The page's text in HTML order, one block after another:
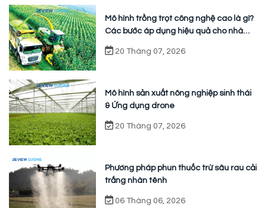
Mô hình trồng trọt công nghệ cao là gì?
Các bước áp dụng hiệu quả cho nhà
vườn
20 Tháng 07, 2026
Mô hình sản xuất nông nghiệp sinh thái
& Ứng dụng drone
20 Tháng 07, 2026
Phương pháp phun thuốc trừ sâu rau cải
trắng nhàn tênh
06 Tháng 06, 2026